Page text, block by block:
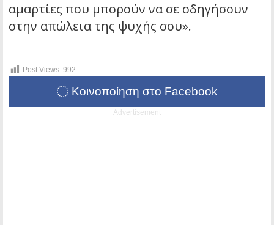
αμαρτίες που μπορούν να σε οδηγήσουν
στην απώλεια της ψυχής σου».
Post Views: 992
Κοινοποίηση στο Facebook
Advertisement